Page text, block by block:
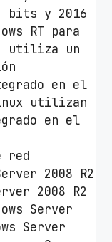
bits y 2016
RT para
utiliza un
en el
utilizan
en el
red
2008 R2
2008 R2
Server
Server